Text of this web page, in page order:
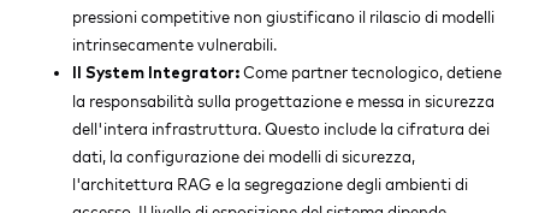
pressioni competitive non giustificano il rilascio di modelli
intrinsecamente vulnerabili.
Il System Integrator: Come partner tecnologico, detiene
la responsabilità sulla progettazione e messa in sicurezza
dell'intera infrastruttura. Questo include la cifratura dei
dati, la configurazione dei modelli di sicurezza,
l'architettura RAG e la segregazione degli ambienti di